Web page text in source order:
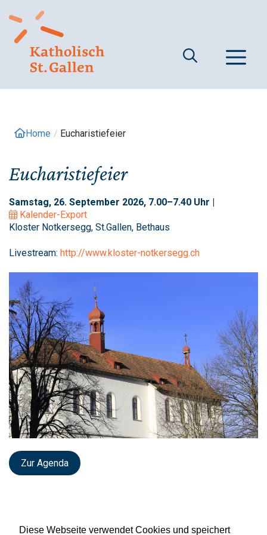
Diese Webseite verwendet Cookies und speichert
zum
Inhalt
Home / Eucharistiefeier
Eucharistiefeier
Samstag, 26. September 2026, 7.00–7.40 Uhr |
Kalender-Export
Kloster Notkersegg, St.Gallen, Bethaus
Livestream: http://www.kloster-notkersegg.ch
Zur Agenda